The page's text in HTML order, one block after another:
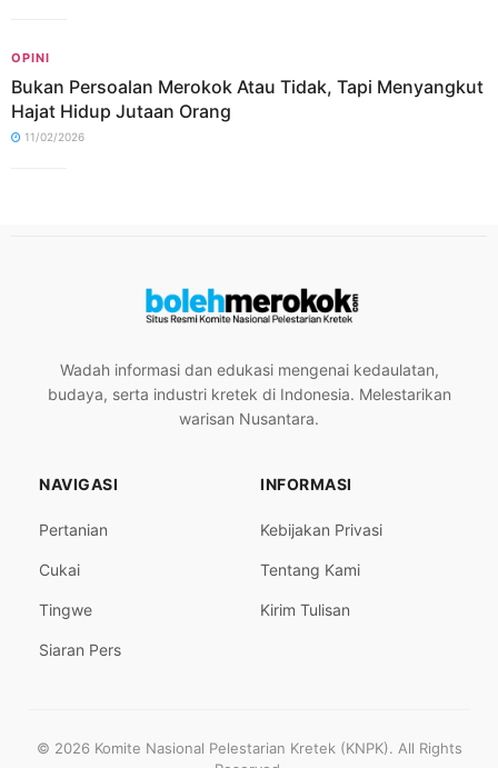
OPINI
Bukan Persoalan Merokok Atau Tidak, Tapi Menyangkut
Hajat Hidup Jutaan Orang
11/02/2026
Wadah informasi dan edukasi mengenai kedaulatan,
budaya, serta industri kretek di Indonesia. Melestarikan
warisan Nusantara.
NAVIGASI
Pertanian
Cukai
Tingwe
Siaran Pers
INFORMASI
Kebijakan Privasi
Tentang Kami
Kirim Tulisan
© 2026 Komite Nasional Pelestarian Kretek (KNPK). All Rights